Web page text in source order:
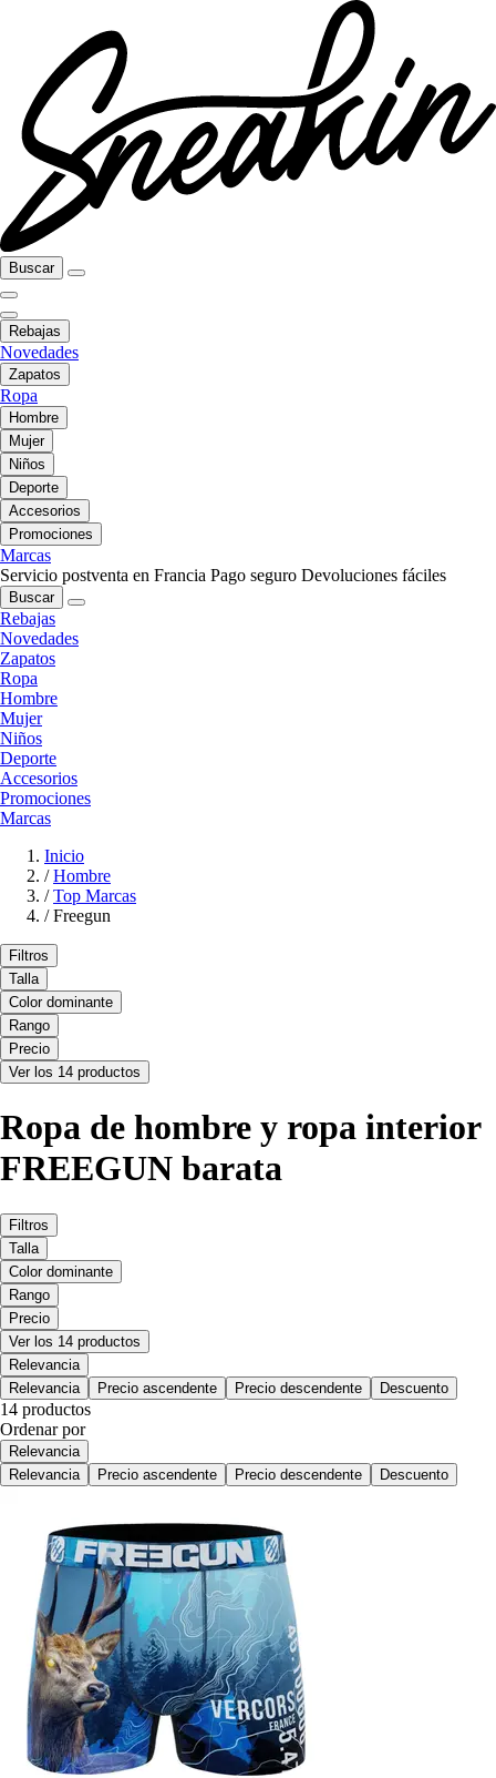
Buscar
Rebajas
Novedades
Zapatos
Ropa
Hombre
Mujer
Niños
Deporte
Accesorios
Promociones
Marcas
Servicio postventa en Francia Pago seguro Devoluciones fáciles
Buscar
Rebajas
Novedades
Zapatos
Ropa
Hombre
Mujer
Niños
Deporte
Accesorios
Promociones
Marcas
Inicio
/ Hombre
/ Top Marcas
/ Freegun
Filtros
Talla
Color dominante
Rango
Precio
Ver los 14 productos
Ropa de hombre y ropa interior
FREEGUN barata
Filtros
Talla
Color dominante
Rango
Precio
Ver los 14 productos
Relevancia
Relevancia
Precio ascendente Precio descendente Descuento
14 productos
Ordenar por
Relevancia
Relevancia
Precio ascendente Precio descendente Descuento